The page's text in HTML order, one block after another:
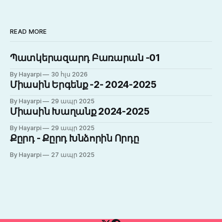
READ MORE
Պատկերազարդ Բառարան -01
By Hayarpi 30 հլս 2026
Միասին Երգենք -2- 2024-2025
By Hayarpi 29 ապր 2025
Միասին Խաղանք 2024-2025
By Hayarpi 29 ապր 2025
Քըրդ - Քըրդ Խնձորին Որդը
By Hayarpi 27 ապր 2025